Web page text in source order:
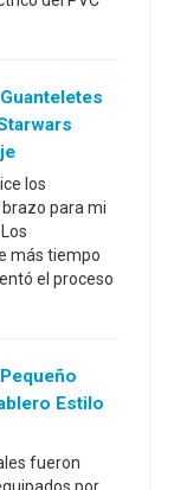
los
para mi
más tiempo
el proceso
Estilo
fueron
por